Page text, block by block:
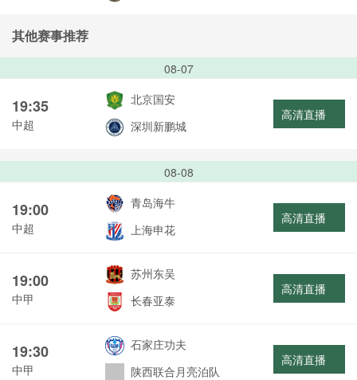
其他赛事推荐
08-07
19:35
中超
北京国安
深圳新鹏城
高清直播
08-08
19:00
中超
青岛海牛
上海申花
高清直播
19:00
中甲
苏州东吴
长春亚泰
高清直播
19:30
中甲
石家庄功夫
陕西联合月亮泊队
高清直播